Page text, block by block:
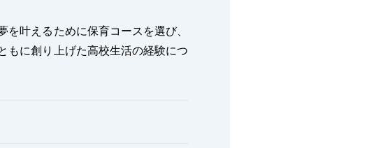
叶えるために保育コースを選び、
もに創り上げた高校生活の経験につ